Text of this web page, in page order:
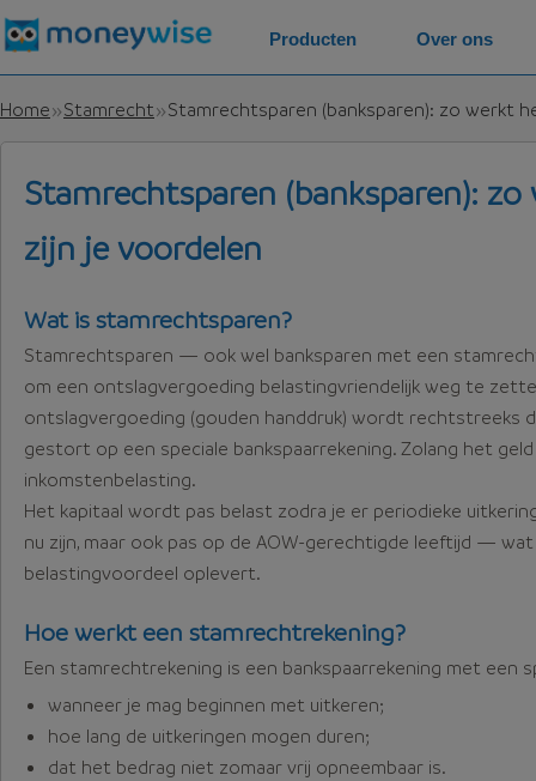
Home Stamrecht Stamrechtsparen (banksparen): zo werkt
Stamrechtsparen (banksparen):
zijn je voordelen
Wat is stamrechtsparen?
Stamrechtsparen — ook wel banksparen met een
om een ontslagvergoeding belastingvriendelijk weg te
ontslagvergoeding (gouden handdruk) wordt rechtstreeks
gestort op een speciale bankspaarrekening. Zolang het
inkomstenbelasting.
Het kapitaal wordt pas belast zodra je er periodieke
nu zijn, maar ook pas op de AOW-gerechtigde leeftijd — wat
belastingvoordeel oplevert.
Hoe werkt een stamrechtrekening?
Een stamrechtrekening is een bankspaarrekening met een
wanneer je mag beginnen met uitkeren;
hoe lang de uitkeringen mogen duren;
dat het bedrag niet zomaar vrij opneembaar is.
Producten Over ons